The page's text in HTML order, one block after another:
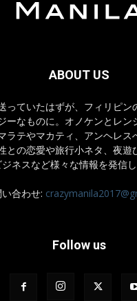
ABOUT US
っていたはずが、フィリピン
ーなものに。オノケンとレン
ラテやマカティ、アンヘレス
との恋愛や旅行小ネタ、夜遊
ジネスなど様々な情報を発信し
合わせ:
Follow us